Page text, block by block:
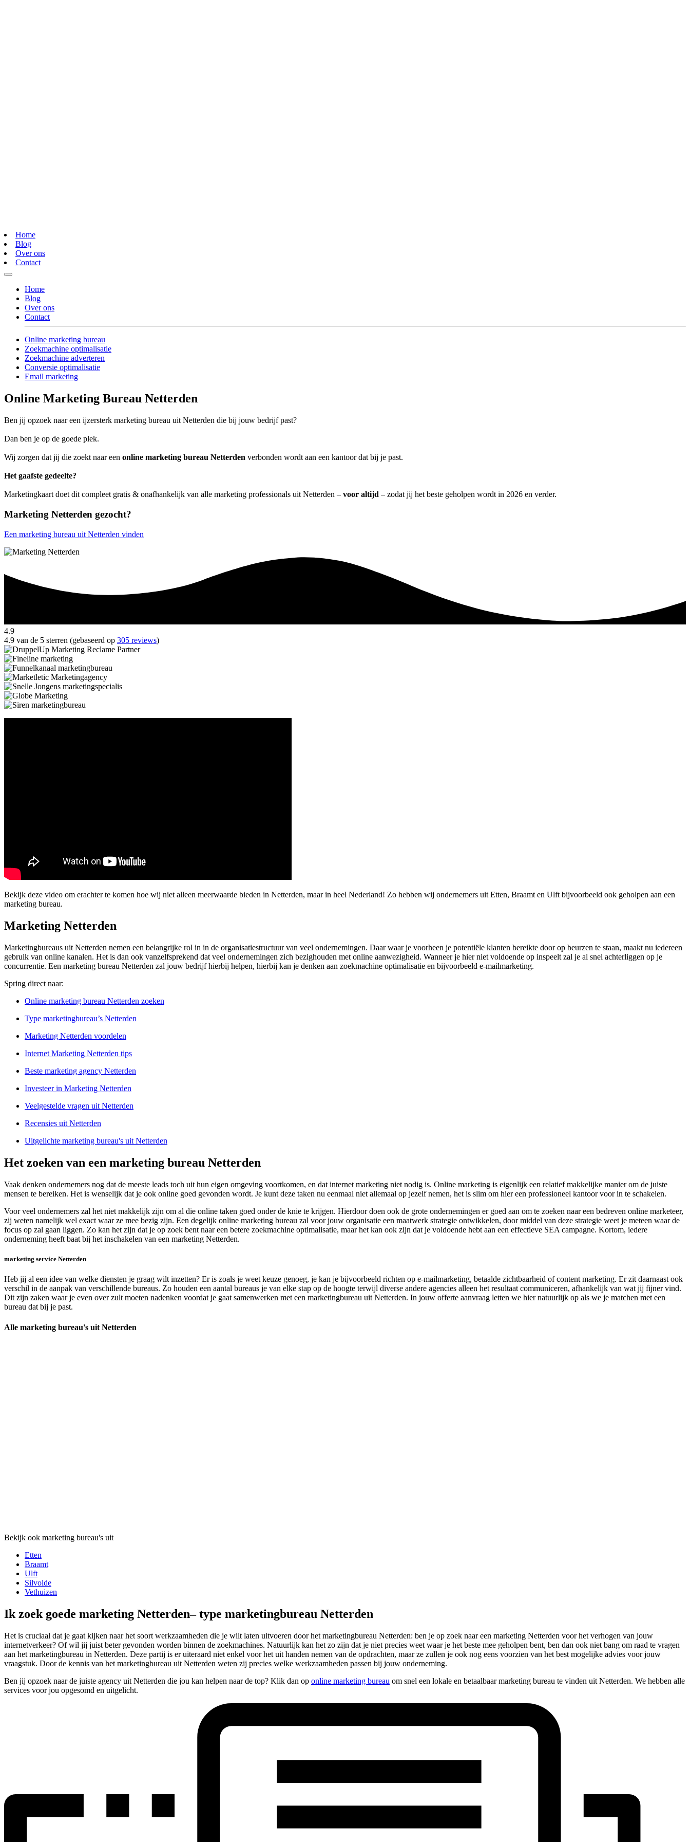
Home
Blog
Over ons
Contact
Home
Blog
Over ons
Contact
Online marketing bureau
Zoekmachine optimalisatie
Zoekmachine adverteren
Conversie optimalisatie
Email marketing
Online Marketing Bureau Netterden
Ben jij opzoek naar een ijzersterk marketing bureau uit Netterden die bij jouw bedrijf past?
Dan ben je op de goede plek.
Wij zorgen dat jij die zoekt naar een online marketing bureau Netterden verbonden wordt aan een kantoor dat bij je past.
Het gaafste gedeelte?
Marketingkaart doet dit compleet gratis & onafhankelijk van alle marketing professionals uit Netterden – voor altijd – zodat jij het beste geholpen wordt in 2026 en verder.
Marketing Netterden gezocht?
Een marketing bureau uit Netterden vinden
4.9
4.9 van de 5 sterren (gebaseerd op 305 reviews)
Bekijk deze video om erachter te komen hoe wij niet alleen meerwaarde bieden in Netterden, maar in heel Nederland! Zo hebben wij ondernemers uit Etten, Braamt en Ulft bijvoorbeeld ook geholpen aan een
marketing bureau.
Marketing Netterden
Marketingbureaus uit Netterden nemen een belangrijke rol in in de organisatiestructuur van veel ondernemingen. Daar waar je voorheen je potentiële klanten bereikte door op beurzen te staan, maakt nu iedereen
gebruik van online kanalen. Het is dan ook vanzelfsprekend dat veel ondernemingen zich bezighouden met online aanwezigheid. Wanneer je hier niet voldoende op inspeelt zal je al snel achterliggen op je
concurrentie. Een marketing bureau Netterden zal jouw bedrijf hierbij helpen, hierbij kan je denken aan zoekmachine optimalisatie en bijvoorbeeld e-mailmarketing.
Spring direct naar:
Online marketing bureau Netterden zoeken
Type marketingbureau’s Netterden
Marketing Netterden voordelen
Internet Marketing Netterden tips
Beste marketing agency Netterden
Investeer in Marketing Netterden
Veelgestelde vragen uit Netterden
Recensies uit Netterden
Uitgelichte marketing bureau's uit Netterden
Het zoeken van een marketing bureau Netterden
Vaak denken ondernemers nog dat de meeste leads toch uit hun eigen omgeving voortkomen, en dat internet marketing niet nodig is. Online marketing is eigenlijk een relatief makkelijke manier om de juiste
mensen te bereiken. Het is wenselijk dat je ook online goed gevonden wordt. Je kunt deze taken nu eenmaal niet allemaal op jezelf nemen, het is slim om hier een professioneel kantoor voor in te schakelen.
Voor veel ondernemers zal het niet makkelijk zijn om al die online taken goed onder de knie te krijgen. Hierdoor doen ook de grote ondernemingen er goed aan om te zoeken naar een bedreven online marketeer,
zij weten namelijk wel exact waar ze mee bezig zijn. Een degelijk online marketing bureau zal voor jouw organisatie een maatwerk strategie ontwikkelen, door middel van deze strategie weet je meteen waar de
focus op zal gaan liggen. Zo kan het zijn dat je op zoek bent naar een betere zoekmachine optimalisatie, maar het kan ook zijn dat je voldoende hebt aan een effectieve SEA campagne. Kortom, iedere
onderneming heeft baat bij het inschakelen van een marketing Netterden.
marketing service Netterden
Heb jij al een idee van welke diensten je graag wilt inzetten? Er is zoals je weet keuze genoeg, je kan je bijvoorbeeld richten op e-mailmarketing, betaalde zichtbaarheid of content marketing. Er zit daarnaast ook
verschil in de aanpak van verschillende bureaus. Zo houden een aantal bureaus je van elke stap op de hoogte terwijl diverse andere agencies alleen het resultaat communiceren, afhankelijk van wat jij fijner vind.
Dit zijn zaken waar je even over zult moeten nadenken voordat je gaat samenwerken met een marketingbureau uit Netterden. In jouw offerte aanvraag letten we hier natuurlijk op als we je matchen met een
bureau dat bij je past.
Alle marketing bureau's uit Netterden
Bekijk ook marketing bureau's uit
Etten
Braamt
Ulft
Silvolde
Vethuizen
Ik zoek goede marketing Netterden– type marketingbureau Netterden
Het is cruciaal dat je gaat kijken naar het soort werkzaamheden die je wilt laten uitvoeren door het marketingbureau Netterden: ben je op zoek naar een marketing Netterden voor het verhogen van jouw
internetverkeer? Of wil jij juist beter gevonden worden binnen de zoekmachines. Natuurlijk kan het zo zijn dat je niet precies weet waar je het beste mee geholpen bent, ben dan ook niet bang om raad te vragen
aan het marketingbureau in Netterden. Deze partij is er uiteraard niet enkel voor het uit handen nemen van de opdrachten, maar ze zullen je ook nog eens voorzien van het best mogelijke advies voor jouw
vraagstuk. Door de kennis van het marketingbureau uit Netterden weten zij precies welke werkzaamheden passen bij jouw onderneming.
Ben jij opzoek naar de juiste agency uit Netterden die jou kan helpen naar de top? Klik dan op online marketing bureau om snel een lokale en betaalbaar marketing bureau te vinden uit Netterden. We hebben alle
services voor jou opgesomd en uitgelicht.